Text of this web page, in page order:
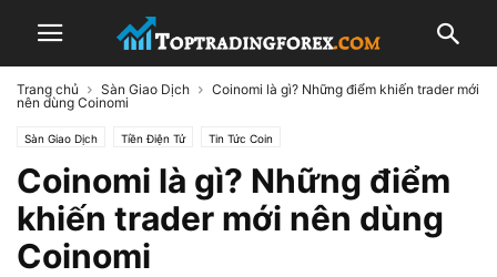
Trang chủ Sàn Giao Dịch
Coinomi là gì? Những điểm khiến trader mới
nên dùng Coinomi
Sàn Giao Dịch Tiền Điện Tử Tin Tức Coin
Coinomi là gì? Những điểm
khiến trader mới nên dùng
Coinomi